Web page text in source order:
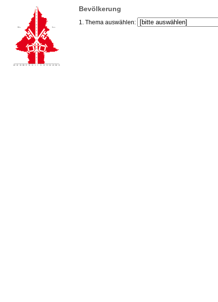
Bevölkerung
1. Thema auswählen: